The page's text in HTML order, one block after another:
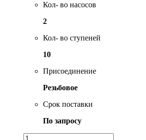
Кол- во насосов
2
Кол- во ступеней
10
Присоединение
Резьбовое
Срок поставки
По запросу